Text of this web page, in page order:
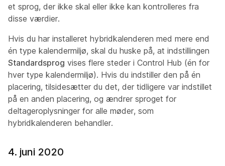
et sprog, der ikke skal eller ikke kan kontrolleres fra
disse værdier.
Hvis du har installeret hybridkalenderen med mere end
én type kalendermiljø, skal du huske på, at indstillingen
Standardsprog vises flere steder i Control Hub (én for
hver type kalendermiljø). Hvis du indstiller den på én
placering, tilsidesætter du det, der tidligere var indstillet
på en anden placering, og ændrer sproget for
deltageroplysninger for alle møder, som
hybridkalenderen behandler.
4. juni 2020